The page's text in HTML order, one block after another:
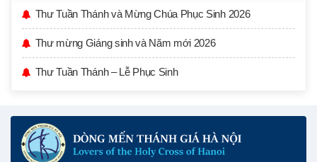
Thư Tuần Thánh và Mừng Chúa Phục Sinh 2026
Thư mừng Giáng sinh và Năm mới 2026
Thư Tuần Thánh – Lễ Phục Sinh